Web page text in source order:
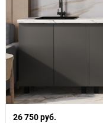
26 750 руб.